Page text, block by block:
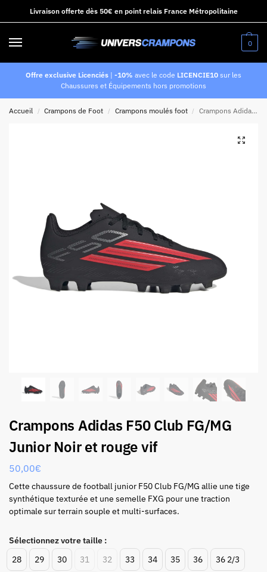
Livraison offerte dès 50€ en point relais France Métropolitaine
0
Offre exclusive Licenciés | -10% avec le code LICENCIE10 sur les
Chaussures et Équipements hors promotions
Accueil / Crampons de Foot / Crampons moulés foot / Crampons Adidas F50 Club FG/MG Junior Noir et rouge vif
Crampons Adidas F50 Club FG/MG
Junior Noir et rouge vif
50,00€
Cette chaussure de football junior F50 Club FG/MG allie une tige
synthétique texturée et une semelle FXG pour une traction
optimale sur terrain souple et multi-surfaces.
Sélectionnez votre taille :
28
29 30 31 32 33 34 35 36 36 2/3